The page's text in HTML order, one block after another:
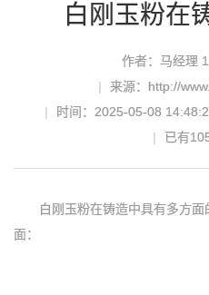
白刚玉粉在
作者：马经理
来源：http://
时间：2025-05-08
已有
白刚玉粉在铸造中具有多方面
面：